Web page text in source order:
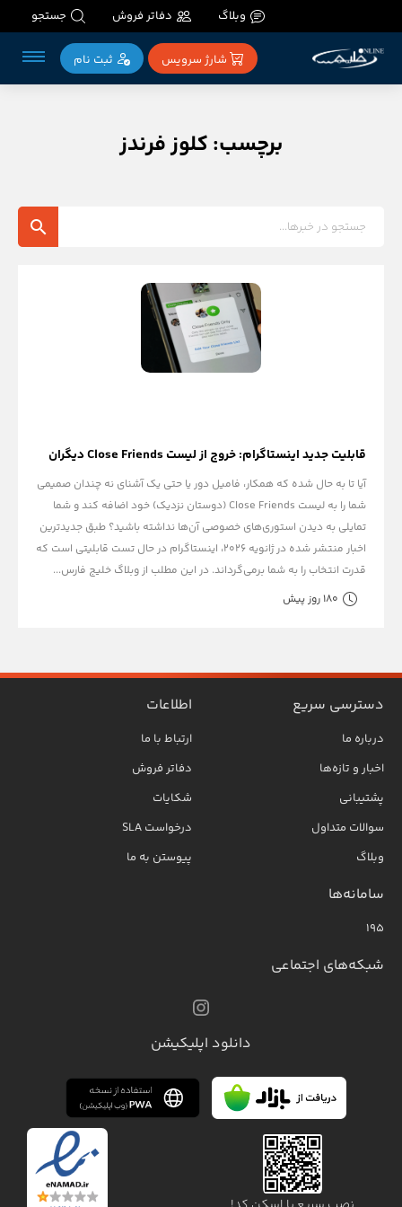
وبلاگ دفاتر فروش جستجو
شارژ سرویس ثبت‌ نام
برچسب: کلوز فرندز
قابلیت جدید اینستاگرام: خروج از لیست Close Friends دیگران
آیا تا به حال شده که همکار، فامیل دور یا حتی یک آشنای نه چندان صمیمی
شما را به لیست Close Friends (دوستان نزدیک) خود اضافه کند و شما
تمایلی به دیدن استوری‌های خصوصی آن‌ها نداشته باشید؟ طبق جدیدترین
اخبار منتشر شده در ژانویه ۲۰۲۶، اینستاگرام در حال تست قابلیتی است که
قدرت انتخاب را به شما برمی‌گرداند. در این مطلب از وبلاگ خلیج فارس...
180 روز پیش
دسترسی سریع
درباره ما
اخبار و تازه‌ها
پشتیبانی
سوالات متداول
وبلاگ
اطلاعات
ارتباط با ما
دفاتر فروش
شکایات
درخواست SLA
پیوستن به ما
سامانه‌ها
۱۹۵
شبکه‌های اجتماعی
دانلود اپلیکیشن